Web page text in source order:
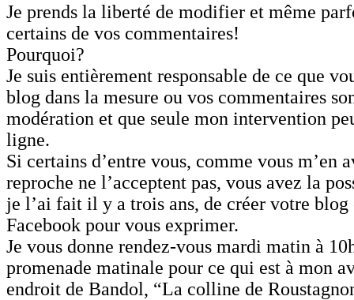
Je prends la liberté de modifier et même
certains de vos commentaires!
Pourquoi?
Je suis entièrement responsable de ce que
blog dans la mesure ou vos commentaires
modération et que seule mon intervention
ligne.
Si certains d’entre vous, comme vous m’en
reproche ne l’acceptent pas, vous avez la
je l’ai fait il y a trois ans, de créer votre blog
Facebook pour vous exprimer.
Je vous donne rendez-vous mardi matin à
promenade matinale pour ce qui est à mon
endroit de Bandol, “La colline de